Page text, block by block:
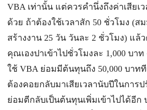
VBA เท่านั้น แต่ควรคำนึ่งถึงค่าเสียเ
ด้วย ถ้าต้องใช้เวลาสัก 50 ชั่วโมง (ส
สร้างงาน 25 วัน วันละ 2 ชั่วโมง) แล้
คุณเองปาเข้าไปชั่วโมงละ 1,000 บา
ใช้ VBA ย่อมมีต้นทุนถึง 50,000 บาท
ต้องคอยกลับมาเสียเวลานับปีในการ
ย่อมตีกลับเป็นต้นทุนเพิ่มเข้าไปได้อีก